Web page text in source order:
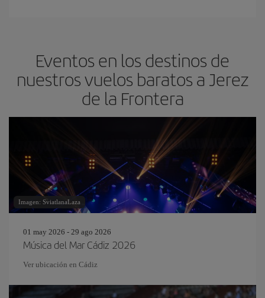
Eventos en los destinos de
nuestros vuelos baratos a Jerez
de la Frontera
Imagen: SviatlanaLaza
01 may 2026 - 29 ago 2026
Música del Mar Cádiz 2026
Ver ubicación en Cádiz